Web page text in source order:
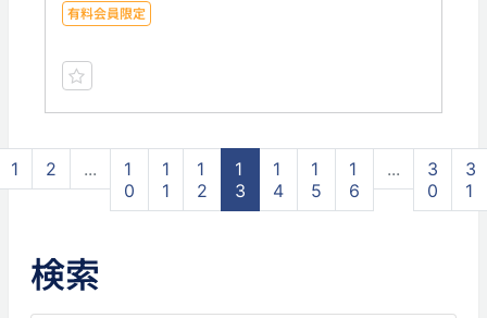
有料会員限定
1 2 ...
1
0
1
1
1
2
1
3
1
4
1
5
1
6
...
3
0
3
1
検索